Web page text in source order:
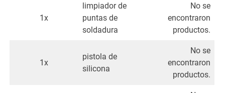
1x
limpiador de
puntas de
soldadura
No se
encontraron
productos.
1x
pistola de
silicona
No se
encontraron
productos.